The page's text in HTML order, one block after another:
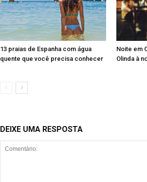
13 praias de Espanha com água
quente que você precisa conhecer
Noite em
Olinda à
DEIXE UMA RESPOSTA